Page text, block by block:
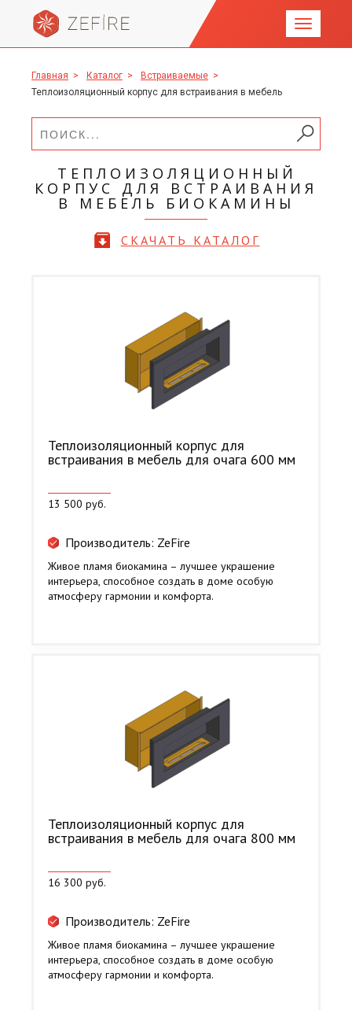
Главная > Каталог > Встраиваемые >
Теплоизоляционный корпус для встраивания в мебель
ТЕПЛОИЗОЛЯЦИОННЫЙ
КОРПУС ДЛЯ ВСТРАИВАНИЯ
В МЕБЕЛЬ БИОКАМИНЫ
СКАЧАТЬ КАТАЛОГ
Теплоизоляционный корпус для
встраивания в мебель для очага 600 мм
13 500 руб.
Производитель: ZeFire
Живое пламя биокамина – лучшее украшение
интерьера, способное создать в доме особую
атмосферу гармонии и комфорта.
Теплоизоляционный корпус для
встраивания в мебель для очага 800 мм
16 300 руб.
Производитель: ZeFire
Живое пламя биокамина – лучшее украшение
интерьера, способное создать в доме особую
атмосферу гармонии и комфорта.